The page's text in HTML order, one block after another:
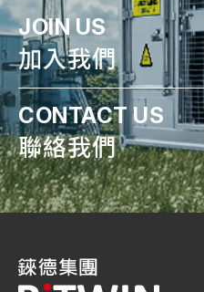
JOIN US
加入我們
CONTACT US
聯絡我們